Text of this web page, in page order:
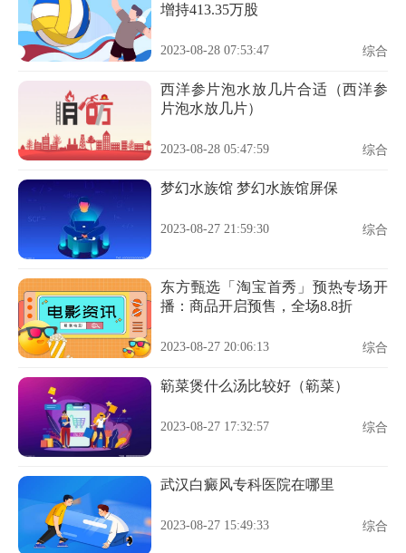
增持413.35万股
2023-08-28 07:53:47 综合
西洋参片泡水放几片合适（西洋参
片泡水放几片）
2023-08-28 05:47:59 综合
梦幻水族馆 梦幻水族馆屏保
2023-08-27 21:59:30 综合
东方甄选「淘宝首秀」预热专场开
播：商品开启预售，全场8.8折
2023-08-27 20:06:13 综合
簕菜煲什么汤比较好（簕菜）
2023-08-27 17:32:57 综合
武汉白癜风专科医院在哪里
2023-08-27 15:49:33 综合